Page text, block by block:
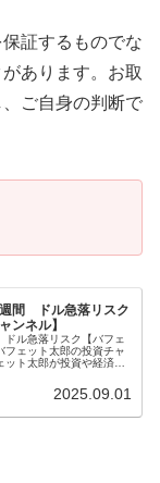
証するものでな
あります。お取
ご自身の判断で
週間 ドル急落リスク
ンネル】
ル急落リスク【バフェ
フェット太郎の投資チャ
ト太郎が投資や経済な
2025.09.01